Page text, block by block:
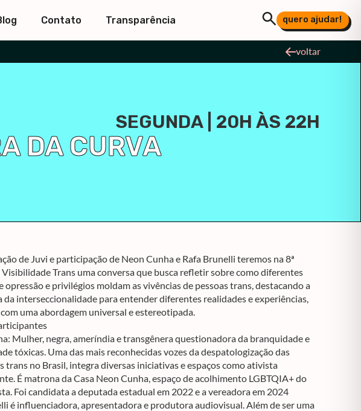
Contato Transparência quero ajudar!
voltar
SEGUNDA | 20H ÀS 22H
DA CURVA
de Juvi e participação de Neon Cunha e Rafa Brunelli teremos na 8ª
Visibilidade Trans uma conversa que busca refletir sobre como diferentes
opressão e privilégios moldam as vivências de pessoas trans, destacando a
da interseccionalidade para entender diferentes realidades e experiências,
uma abordagem universal e estereotipada.
Mulher, negra, ameríndia e transgênera questionadora da branquidade e
tóxicas. Uma das mais reconhecidas vozes da despatologização das
trans no Brasil, integra diversas iniciativas e espaços como ativista
É matrona da Casa Neon Cunha, espaço de acolhimento LGBTQIA+ do
Foi candidata a deputada estadual em 2022 e a vereadora em 2024
é influenciadora, apresentadora e produtora audiovisual. Além de ser uma